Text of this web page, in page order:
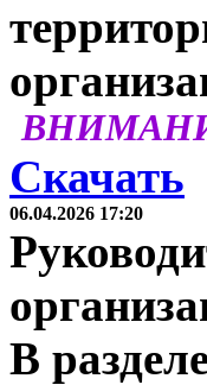
Скачать
06.04.2026 17:20
В